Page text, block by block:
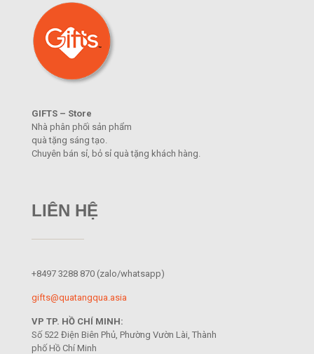
GIFTS – Store
Nhà phân phối sản phẩm
quà tặng sáng tạo.
Chuyên bán sỉ, bỏ sỉ quà tặng khách hàng.
LIÊN HỆ
+8497 3288 870 (zalo/whatsapp)
gifts@quatangqua.asia
VP TP. HỒ CHÍ MINH:
Số 522 Điện Biên Phủ, Phường Vườn Lài, Thành
phố Hồ Chí Minh